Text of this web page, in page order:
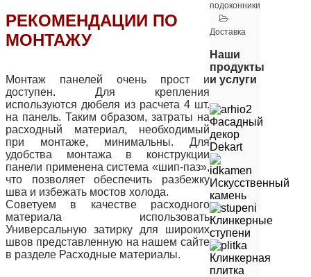
подоконники
Доставка
Наши
продукты
и услуги
Фасадный
декор
Dekart
Искусственный
камень
Клинкерные
ступени
Клинкерная
плитка
РЕКОМЕНДАЦИИ ПО
МОНТАЖУ
Монтаж панелей очень прост и
доступен. Для крепления
используются дюбеля из расчета 4 шт.
на панель. Таким образом, затраты на
расходный материал, необходимый
при монтаже, минимальны. Для
удобства монтажа в конструкции
панели применена система «шип-паз»,
что позволяет обеспечить разбежку
шва и избежать мостов холода.
Советуем в качестве расходного
материала использовать
Универсальную затирку для широких
швов представленную на нашем сайте
в разделе Расходные материалы.